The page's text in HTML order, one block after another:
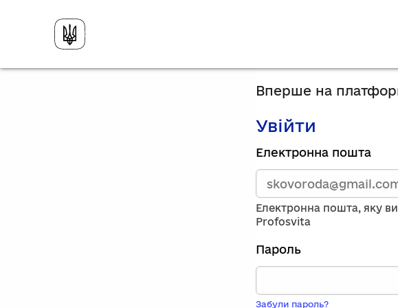
Вперше на
Увійти
Зареєструйтесь,
використавши
електронну
адресу
та
пароль.
Якщо
вас
немає
запису,
Електронна пошта
Електронна пошта, яку
Profosvita
Пароль
Забули пароль?